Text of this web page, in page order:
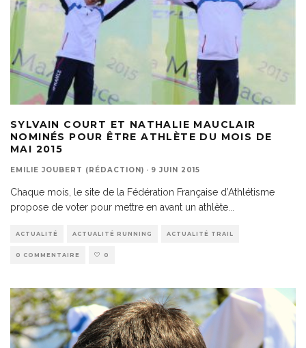
SYLVAIN COURT ET NATHALIE MAUCLAIR
NOMINÉS POUR ÊTRE ATHLÈTE DU MOIS DE
MAI 2015
EMILIE JOUBERT (RÉDACTION) · 9 JUIN 2015
Chaque mois, le site de la Fédération Française d’Athlétisme
propose de voter pour mettre en avant un athlète...
ACTUALITÉ ACTUALITÉ RUNNING ACTUALITÉ TRAIL
0 COMMENTAIRE 0